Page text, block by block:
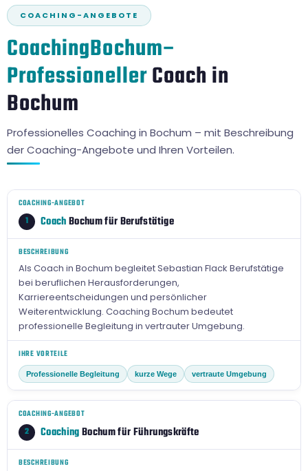
COACHING-ANGEBOTE
CoachingBochum–
ProfessionellerCoach in
Bochum
Professionelles Coaching in Bochum – mit Beschreibung
der Coaching-Angebote und Ihren Vorteilen.
COACHING-ANGEBOT
1 CoachBochum für Berufstätige
BESCHREIBUNG
Als Coach in Bochum begleitet Sebastian Flack Berufstätige
bei beruflichen Herausforderungen,
Karriereentscheidungen und persönlicher
Weiterentwicklung. Coaching Bochum bedeutet
professionelle Begleitung in vertrauter Umgebung.
IHRE VORTEILE
Professionelle Begleitung kurze Wege vertraute Umgebung
COACHING-ANGEBOT
2 CoachingBochum für Führungskräfte
BESCHREIBUNG